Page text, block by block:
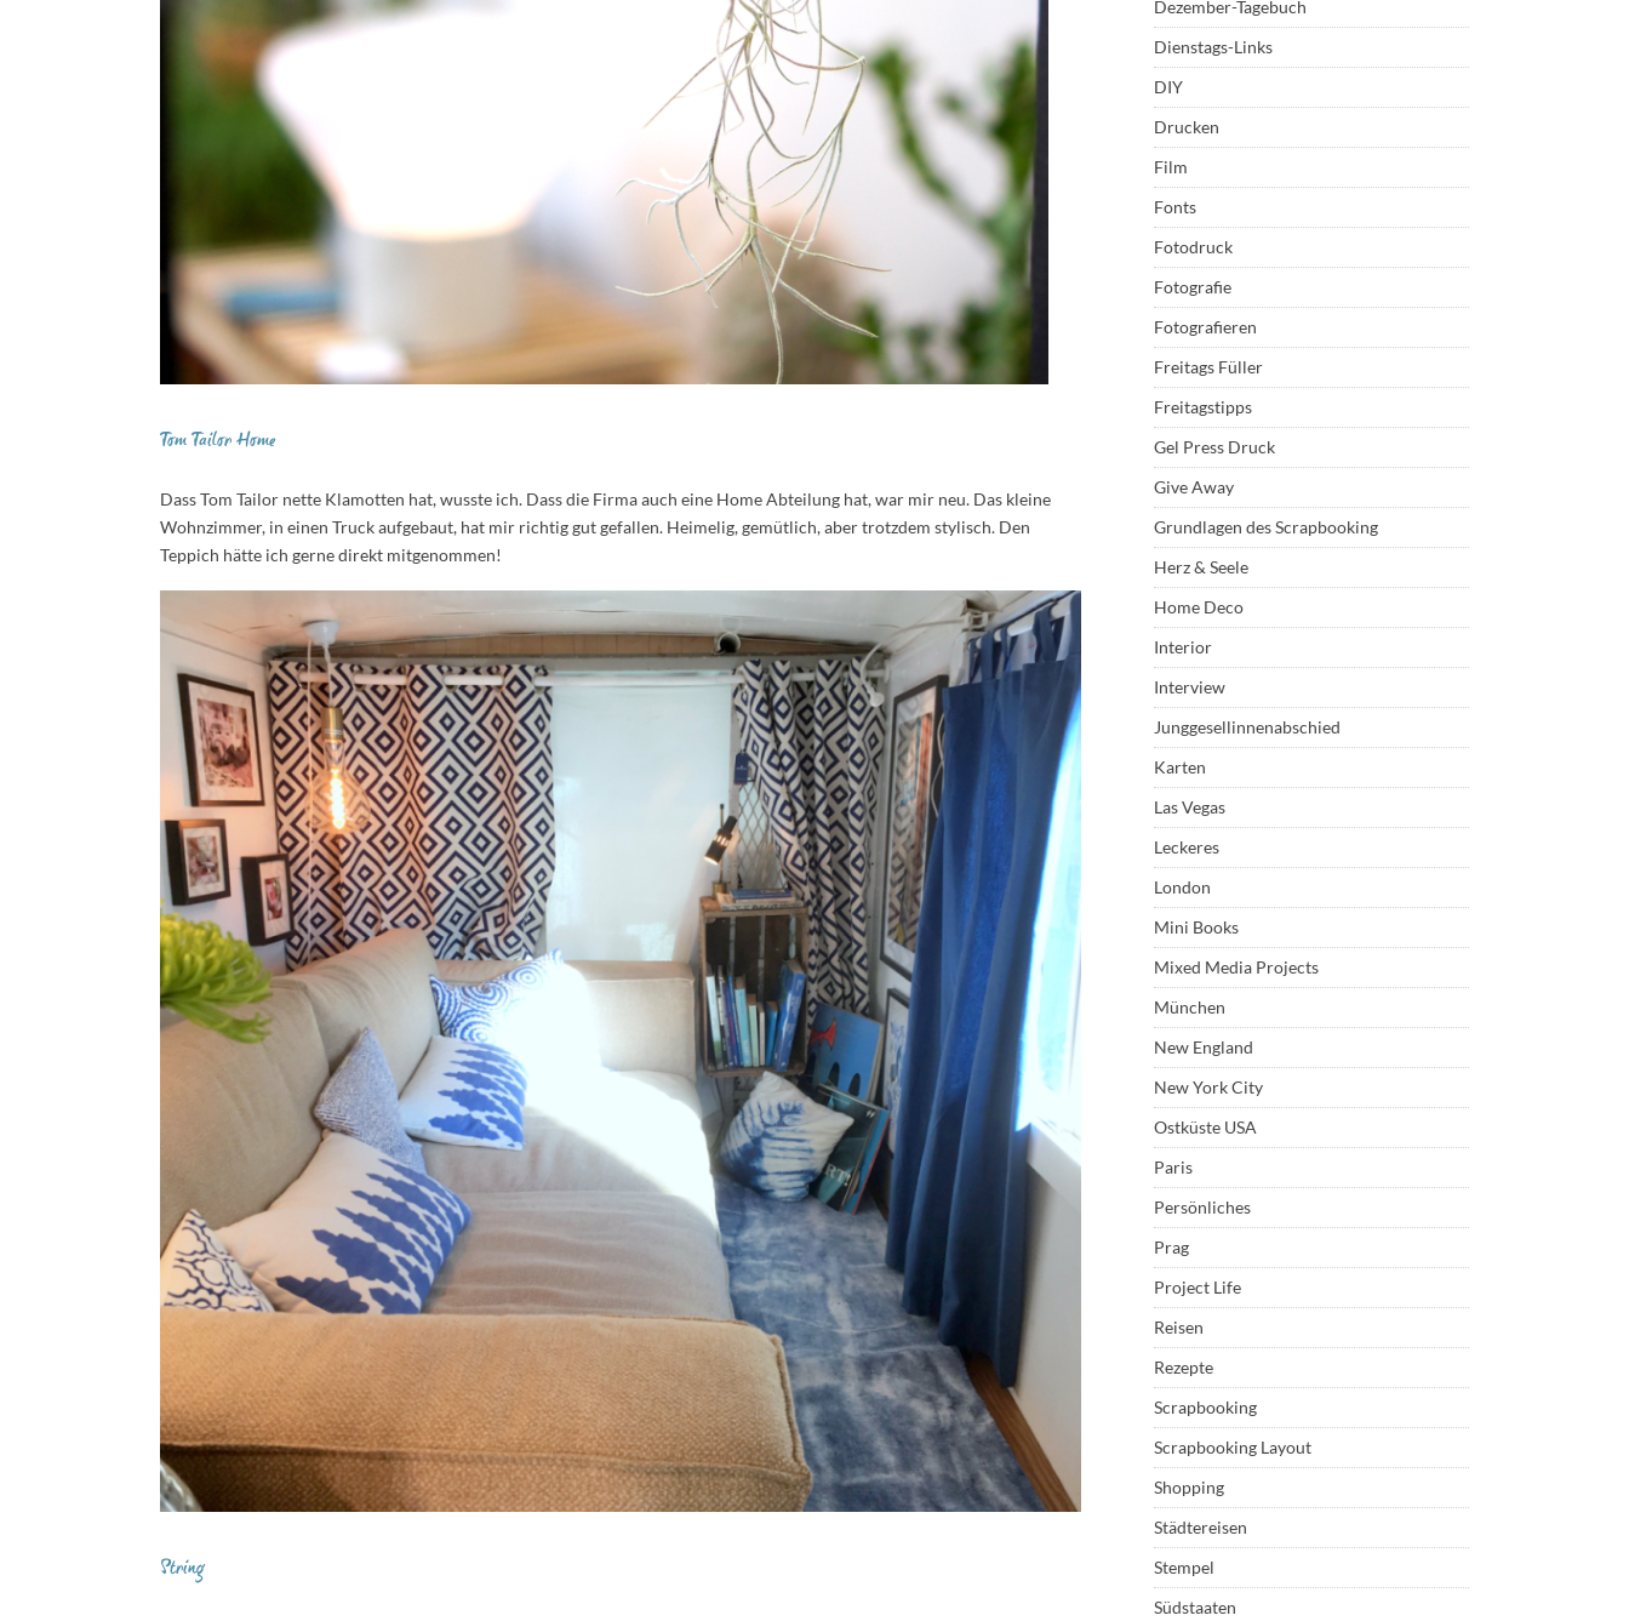
Tom Tailor Home
Dass Tom Tailor nette Klamotten hat, wusste ich. Dass die Firma auch eine Home Abteilung hat, war mir neu. Das kleine
Wohnzimmer, in einen Truck aufgebaut, hat mir richtig gut gefallen. Heimelig, gemütlich, aber trotzdem stylisch. Den
Teppich hätte ich gerne direkt mitgenommen!
String
Dezember-Tagebuch
Dienstags-Links
DIY
Drucken
Film
Fonts
Fotodruck
Fotografie
Fotografieren
Freitags Füller
Freitagstipps
Gel Press Druck
Give Away
Grundlagen des Scrapbooking
Herz & Seele
Home Deco
Interior
Interview
Junggesellinnenabschied
Karten
Las Vegas
Leckeres
London
Mini Books
Mixed Media Projects
München
New England
New York City
Ostküste USA
Paris
Persönliches
Prag
Project Life
Reisen
Rezepte
Scrapbooking
Scrapbooking Layout
Shopping
Städtereisen
Stempel
Südstaaten